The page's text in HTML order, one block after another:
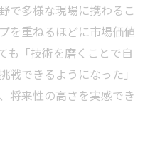
で多様な現場に携わるこ
を重ねるほどに市場価値
も「技術を磨くことで自
戦できるようになった」
将来性の高さを実感でき